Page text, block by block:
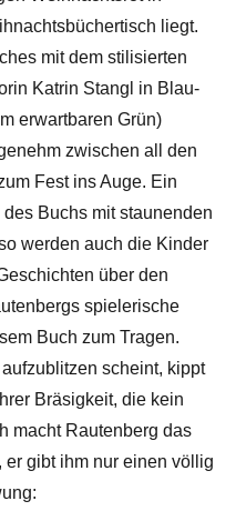
liegt.
mit dem stilisierten
Katrin Stangl in Blau-
erwartbaren Grün)
zwischen all den
Fest ins Auge. Ein
Buchs mit staunenden
werden auch die Kinder
über den
spielerische
Buch zum Tragen.
scheint, kippt
Bräsigkeit, die kein
macht Rautenberg das
gibt ihm nur einen völlig